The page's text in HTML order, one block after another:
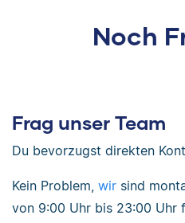
Noch
Frag unser Team
Du bevorzugst direkten
Kein Problem, wir sind
von 9:00 Uhr bis 23:00 Uhr